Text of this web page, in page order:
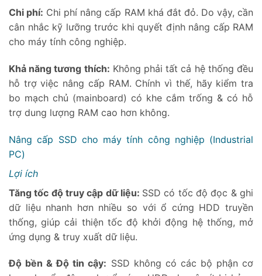
Chi phí: Chi phí nâng cấp RAM khá đắt đỏ. Do vậy, cần
cân nhắc kỹ lưỡng trước khi quyết định nâng cấp RAM
cho máy tính công nghiệp.
Khả năng tương thích: Không phải tất cả hệ thống đều
hỗ trợ việc nâng cấp RAM. Chính vì thế, hãy kiểm tra
bo mạch chủ (mainboard) có khe cắm trống & có hỗ
trợ dung lượng RAM cao hơn không.
Nâng cấp SSD cho máy tính công nghiệp (Industrial
PC)
Lợi ích
Tăng tốc độ truy cập dữ liệu: SSD có tốc độ đọc & ghi
dữ liệu nhanh hơn nhiều so với ổ cứng HDD truyền
thống, giúp cải thiện tốc độ khởi động hệ thống, mở
ứng dụng & truy xuất dữ liệu.
Độ bền & Độ tin cậy: SSD không có các bộ phận cơ